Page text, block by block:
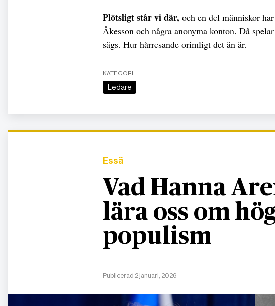
Plötsligt står vi där, och en del människor
Åkesson och några anonyma konton. Då
sägs. Hur hårresande orimligt det än är.
KATEGORI
Ledare
Essä
Vad Hanna
lära oss om
populism
Publicerad 2 januari, 2026